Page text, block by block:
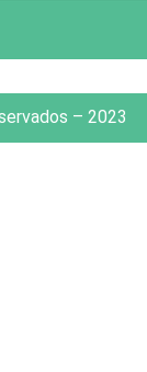
– 2023